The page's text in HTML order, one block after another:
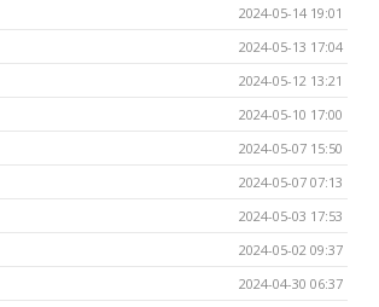
2024-05-14 19:01
2024-05-13 17:04
2024-05-12 13:21
2024-05-10 17:00
2024-05-07 15:50
2024-05-07 07:13
2024-05-03 17:53
2024-05-02 09:37
2024-04-30 06:37